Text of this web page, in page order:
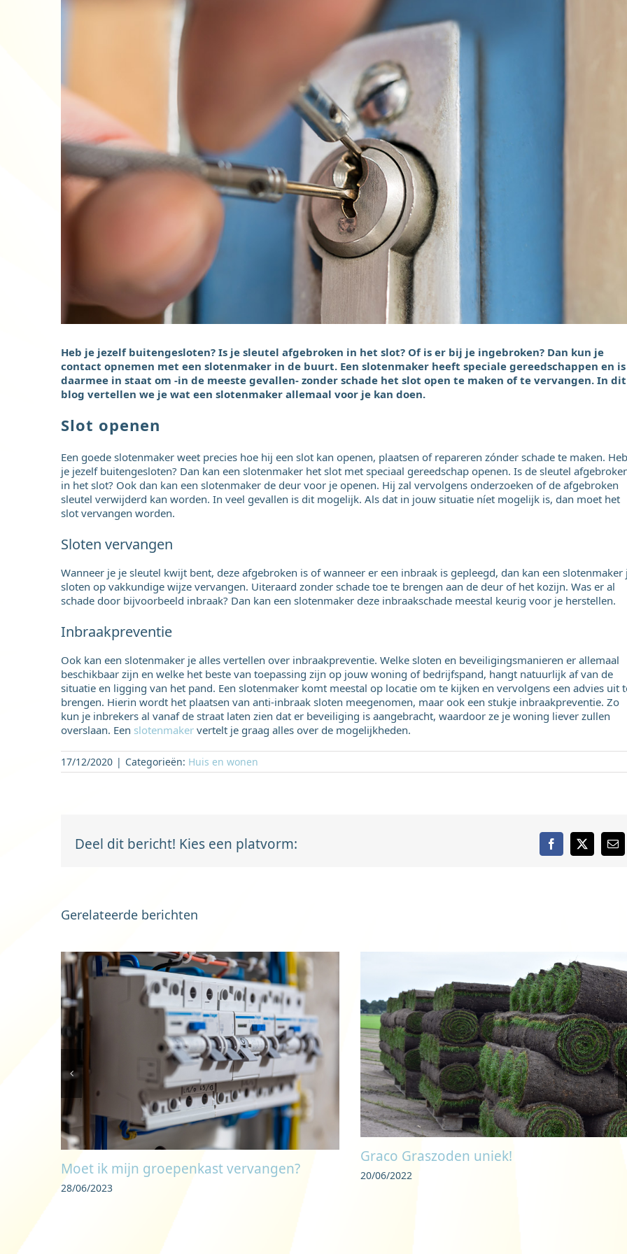
Heb je jezelf buitengesloten? Is je sleutel afgebroken in het slot? Of is er bij je ingebroken? Dan kun je
contact opnemen met een slotenmaker in de buurt. Een slotenmaker heeft speciale gereedschappen en is
daarmee in staat om -in de meeste gevallen- zonder schade het slot open te maken of te vervangen. In dit
blog vertellen we je wat een slotenmaker allemaal voor je kan doen.
Slot openen
Een goede slotenmaker weet precies hoe hij een slot kan openen, plaatsen of repareren zónder schade te maken. Heb
je jezelf buitengesloten? Dan kan een slotenmaker het slot met speciaal gereedschap openen. Is de sleutel
in het slot? Ook dan kan een slotenmaker de deur voor je openen. Hij zal vervolgens onderzoeken of de afgebroken
sleutel verwijderd kan worden. In veel gevallen is dit mogelijk. Als dat in jouw situatie níet mogelijk is, dan moet het
slot vervangen worden.
Sloten vervangen
Wanneer je je sleutel kwijt bent, deze afgebroken is of wanneer er een inbraak is gepleegd, dan kan een slotenmaker
sloten op vakkundige wijze vervangen. Uiteraard zonder schade toe te brengen aan de deur of het kozijn. Was er al
schade door bijvoorbeeld inbraak? Dan kan een slotenmaker deze inbraakschade meestal keurig voor je herstellen.
Inbraakpreventie
Ook kan een slotenmaker je alles vertellen over inbraakpreventie. Welke sloten en beveiligingsmanieren er allemaal
beschikbaar zijn en welke het beste van toepassing zijn op jouw woning of bedrijfspand, hangt natuurlijk af van de
situatie en ligging van het pand. Een slotenmaker komt meestal op locatie om te kijken en vervolgens een advies uit
brengen. Hierin wordt het plaatsen van anti-inbraak sloten meegenomen, maar ook een stukje inbraakpreventie. Zo
kun je inbrekers al vanaf de straat laten zien dat er beveiliging is aangebracht, waardoor ze je woning liever zullen
overslaan. Een slotenmaker vertelt je graag alles over de mogelijkheden.
17/12/2020 | Categorieën: Huis en wonen
Deel dit bericht! Kies een platvorm: Facebook
X
E-
Gerelateerde berichten
Moet ik mijn groepenkast vervangen?
28/06/2023
Graco Graszoden uniek!
20/06/2022